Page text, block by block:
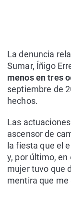
La denuncia
Sumar, Íñigo
menos en tres
septiembre de
hechos.
Las
ascensor de
la fiesta que el
y, por último, en
mujer tuvo que
mentira que